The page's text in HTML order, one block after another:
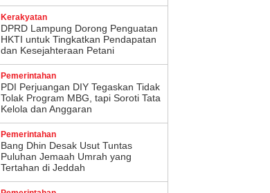
Kerakyatan
DPRD Lampung Dorong Penguatan
HKTI untuk Tingkatkan Pendapatan
dan Kesejahteraan Petani
Pemerintahan
PDI Perjuangan DIY Tegaskan Tidak
Tolak Program MBG, tapi Soroti Tata
Kelola dan Anggaran
Pemerintahan
Bang Dhin Desak Usut Tuntas
Puluhan Jemaah Umrah yang
Tertahan di Jeddah